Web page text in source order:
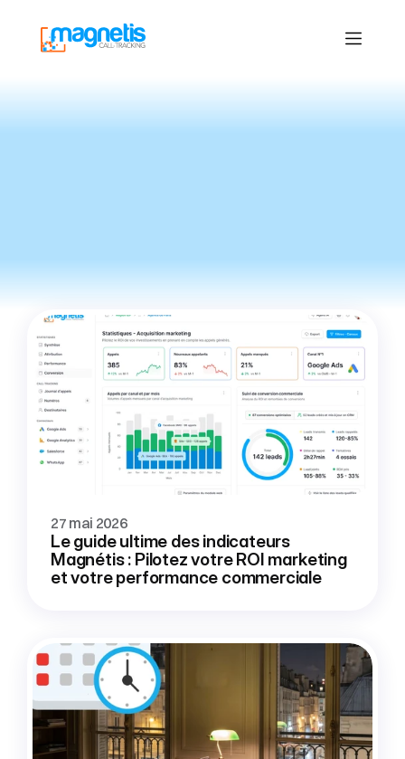
27 mai 2026
Le guide ultime des indicateurs
Magnétis : Pilotez votre ROI marketing
et votre performance commerciale